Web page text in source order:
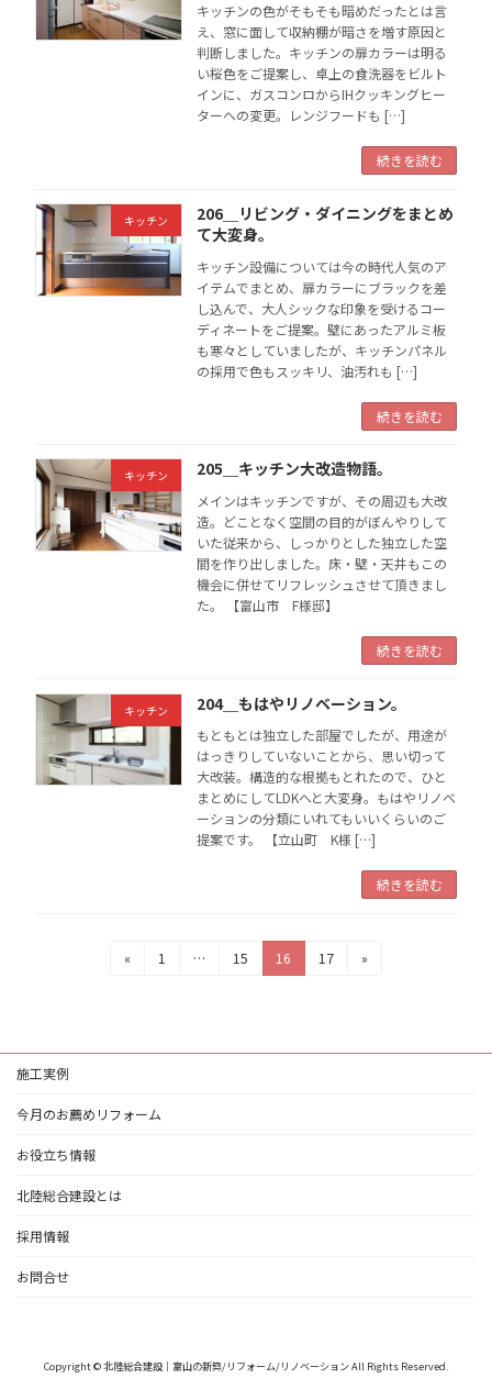
キッチンの色がそもそも暗めだったとは言
え、窓に面して収納棚が暗さを増す原因と
判断しました。キッチンの扉カラーは明る
い桜色をご提案し、卓上の食洗器をビルト
インに、ガスコンロからIHクッキングヒー
ターへの変更。レンジフードも […]
続きを読む
キッチン
206＿リビング・ダイニングをまとめ
て大変身。
キッチン設備については今の時代人気のア
イテムでまとめ、扉カラーにブラックを差
し込んで、大人シックな印象を受けるコー
ディネートをご提案。壁にあったアルミ板
も寒々としていましたが、キッチンパネル
の採用で色もスッキリ、油汚れも […]
続きを読む
キッチン 205＿キッチン大改造物語。
メインはキッチンですが、その周辺も大改
造。どことなく空間の目的がぼんやりして
いた従来から、しっかりとした独立した空
間を作り出しました。床・壁・天井もこの
機会に併せてリフレッシュさせて頂きまし
た。 【富山市 F様邸】
続きを読む
キッチン 204＿もはやリノベーション。
もともとは独立した部屋でしたが、用途が
はっきりしていないことから、思い切って
大改装。構造的な根拠もとれたので、ひと
まとめにしてLDKへと大変身。もはやリノベ
ーションの分類にいれてもいいくらいのご
提案です。 【立山町 K様 […]
続きを読む
ペ
ー
ジ
送
り
«
固
1 …
固
15
固
定
16
固
17 »
施工実例
今月のお薦めリフォーム
お役立ち情報
北陸総合建設とは
採用情報
お問合せ
Copyright © 北陸総合建設｜富山の新築/リフォーム/リノベーション All Rights Reserved.